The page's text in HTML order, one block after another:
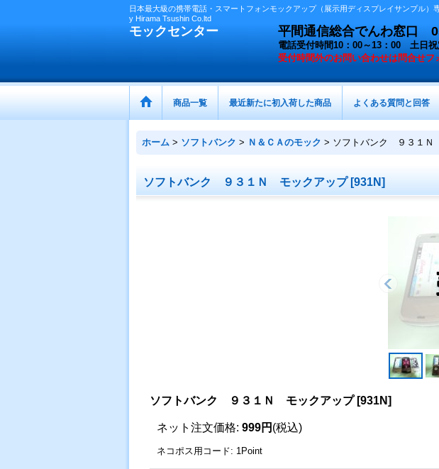
日本最大級の携帯電話・スマートフォンモックアップ（展示用ディスプレイサンプ
y Hirama Tsushin Co.ltd
モックセンター 平間通信総合でんわ窓口
電話受付時間10：00～13：00 土日
受付時間外のお問い合わせは問合せフ
商品一覧 最近新たに初入荷した商品 よくある質問と回答
ホーム > ソフトバンク > Ｎ＆ＣＡのモック > ソフトバンク ９３１
ソフトバンク ９３１Ｎ モックアップ [931N]
ソフトバンク ９３１Ｎ モックアップ [931N]
ネット注文価格: 999円 (税込)
ネコポス用コード: 1Point